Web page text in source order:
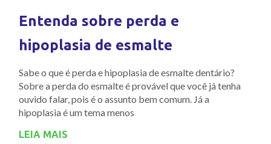
Entenda sobre perda e
hipoplasia de esmalte
Sabe o que é perda e hipoplasia de esmalte dentário?
Sobre a perda do esmalte é provável que você já tenha
ouvido falar, pois é o assunto bem comum. Já a
hipoplasia é um tema menos
LEIA MAIS